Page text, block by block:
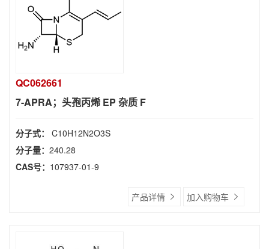
QC062661
7-APRA；头孢丙烯 EP 杂质 F
分子式： C10H12N2O3S
分子量： 240.28
CAS号： 107937-01-9
产品详情 加入购物车